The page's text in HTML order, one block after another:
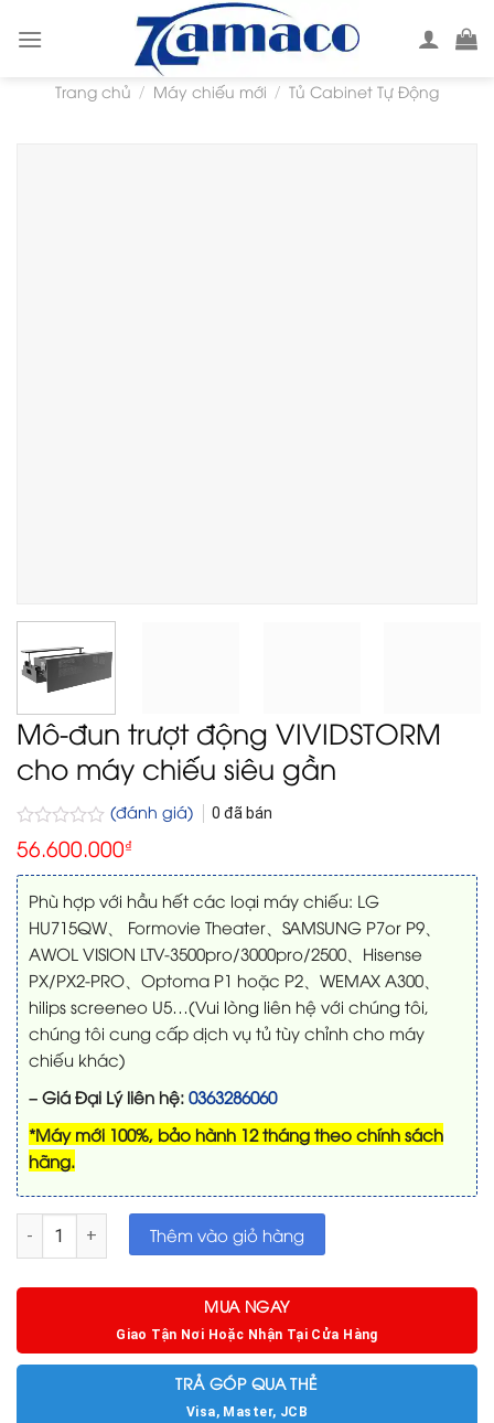
Trang chủ / Máy chiếu mới / Tủ Cabinet Tự Động
Mô-đun trượt động VIVIDSTORM
cho máy chiếu siêu gần
Được
xếp
hạng
0
5
sao
(đánh giá) 0 đã bán
56.600.000₫
Phù hợp với hầu hết các loại máy chiếu: LG
HU715QW、 Formovie Theater、SAMSUNG P7or P9、
AWOL VISION LTV-3500pro/3000pro/2500、Hisense
PX/PX2-PRO、Optoma P1 hoặc P2、WEMAX A300、
hilips screeneo U5…(Vui lòng liên hệ với chúng tôi,
chúng tôi cung cấp dịch vụ tủ tùy chỉnh cho máy
chiếu khác)
– Giá Đại Lý liên hệ: 0363286060
*Máy mới 100%, bảo hành 12 tháng theo chính sách
hãng.
Mô-đun trượt động VIVIDSTORM cho máy chiếu siêu gần số
Thêm vào giỏ hàng
MUA NGAY
Giao Tận Nơi Hoặc Nhận Tại Cửa Hàng
TRẢ GÓP QUA THẺ
Visa, Master, JCB